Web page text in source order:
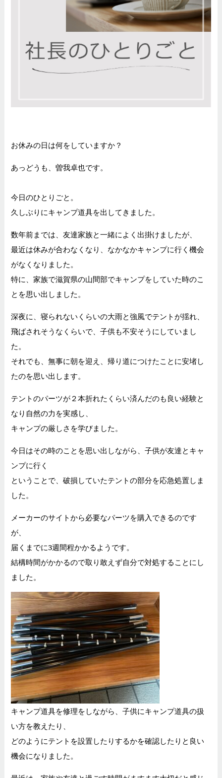
お休みの日は何をしていますか？
あっどうも、曽我卓也です。
今日のひとりごと。
久しぶりにキャンプ道具を出してきました。
数年前までは、友達家族と一緒によく出掛けましたが、
最近は休みが合わなくなり、なかなかキャンプに行く機会
がなくなりました。
特に、家族で滋賀県の山間部でキャンプをしていた時のこ
とを思い出しました。
深夜に、寝られないくらいの大雨と強風でテントが揺れ、
飛ばされそうなくらいで、子供も不安そうにしていまし
た。
それでも、無事に朝を迎え、帰り道につけたことに安堵し
たのを思い出します。
テントのパーツが２本折れたくらい済んだのも良い経験と
なり自然の力を実感し、
キャンプの厳しさを学びました。
今日はその時のことを思い出しながら、子供が友達とキャ
ンプに行く
ということで、破損していたテントの部分を応急処置しま
した。
メーカーのサイトから必要なパーツを購入できるのです
が、
届くまでに3週間程かかるようです。
結構時間がかかるので取り敢えず自分で対処することにし
ました。
キャンプ道具を修理をしながら、子供にキャンプ道具の扱
い方を教えたり、
どのようにテントを設置したりするかを確認したりと良い
機会になりました。